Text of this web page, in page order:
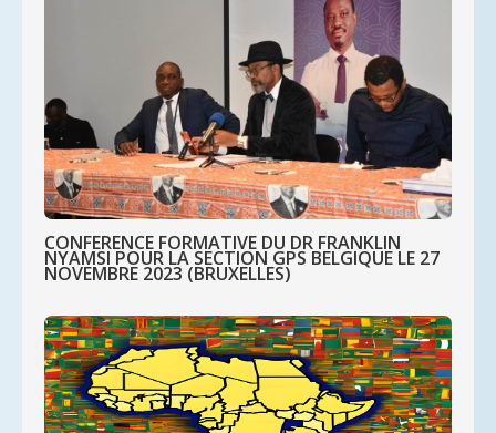
CONFERENCE FORMATIVE DU DR FRANKLIN
NYAMSI POUR LA SECTION GPS BELGIQUE LE 27
NOVEMBRE 2023 (BRUXELLES)